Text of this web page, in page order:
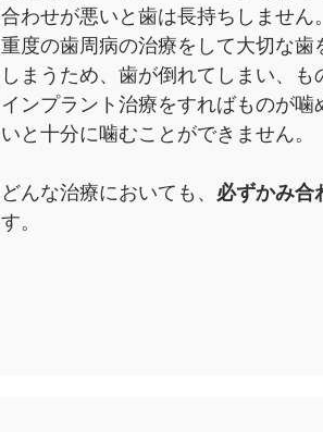
合わせが悪いと歯は長持ちしません。
重度の歯周病の治療をして大切な
しまうため、歯が倒れてしまい、も
インプラント治療をすればものが
いと十分に噛むことができません。
どんな治療においても、 必ずかみ合
す。